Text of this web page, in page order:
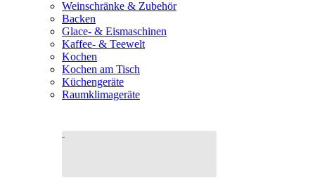
Weinschränke & Zubehör
Backen
Glace- & Eismaschinen
Kaffee- & Teewelt
Kochen
Kochen am Tisch
Küchengeräte
Raumklimageräte